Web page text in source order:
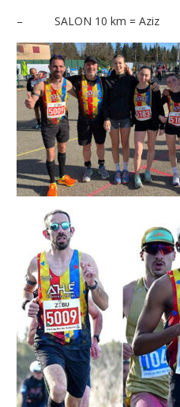
– SALON 10 km = Aziz